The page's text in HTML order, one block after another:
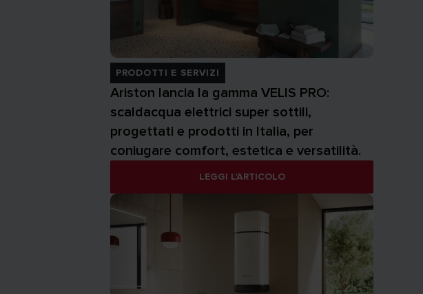
PRODOTTI E SERVIZI
Ariston lancia la gamma VELIS PRO:
scaldacqua elettrici super sottili,
progettati e prodotti in Italia, per
coniugare comfort, estetica e versatilità.
LEGGI L'ARTICOLO